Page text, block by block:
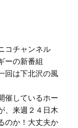
コチャンネル
ーの新番組
回は下北沢の風
催しているホー
、来週２４日木
のか！大丈夫か